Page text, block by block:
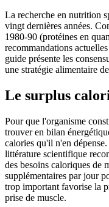
La recherche en nutrition
vingt dernières années.
1980-90 (protéines en
recommandations
guide présente les
une stratégie alimentaire
Le surplus
Pour que l'organisme
trouver en bilan
calories qu'il n'en
littérature scientifique
des besoins caloriques de
supplémentaires par jour
trop important favorise la
prise de muscle.